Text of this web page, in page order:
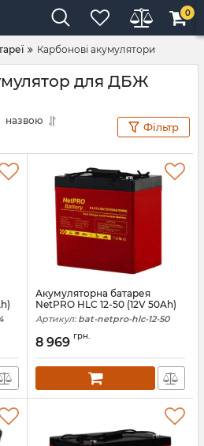
0
Карбонові акумулятори
для ДБЖ
назвою
Фільтр
Акумуляторна батарея
NetPRO HLC 12-50 (12V 50Ah)
Артикул: bat-netpro-hlc-12-50
8 969 грн.